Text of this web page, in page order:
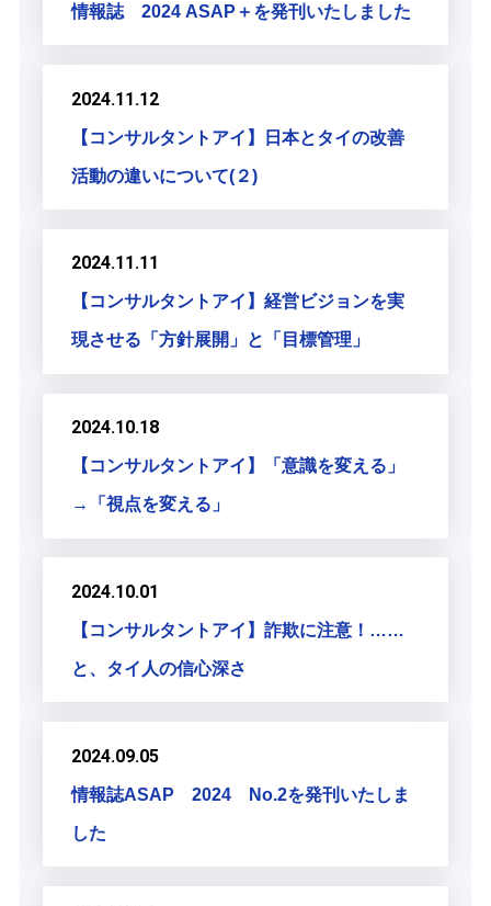
情報誌 2024 ASAP＋を発刊いたしました
2024.11.12
【コンサルタントアイ】日本とタイの改善
活動の違いについて(２)
2024.11.11
【コンサルタントアイ】経営ビジョンを実
現させる「方針展開」と「目標管理」
2024.10.18
【コンサルタントアイ】「意識を変える」
→「視点を変える」
2024.10.01
【コンサルタントアイ】詐欺に注意！……
と、タイ人の信心深さ
2024.09.05
情報誌ASAP 2024 No.2を発刊いたしま
した